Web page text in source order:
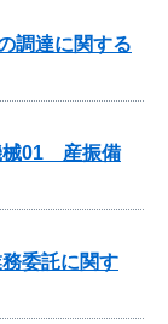
調達に関する
械01 産振備
委託に関す